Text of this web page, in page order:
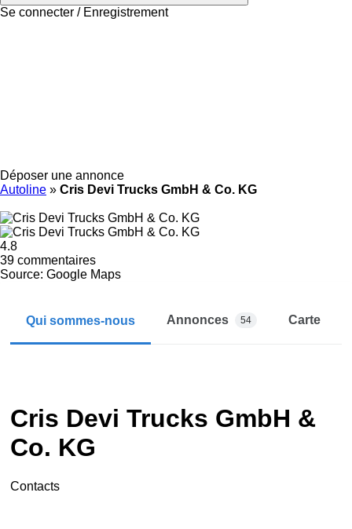
Se connecter / Enregistrement
Déposer une annonce
Autoline » Cris Devi Trucks GmbH & Co. KG
4.8
39 commentaires
Source: Google Maps
Qui sommes-nous Annonces 54 Carte
Cris Devi Trucks GmbH &
Co. KG
Contacts